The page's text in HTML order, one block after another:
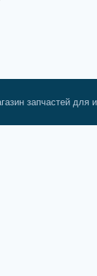
запчастей для